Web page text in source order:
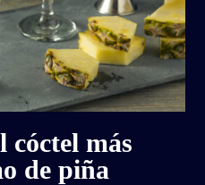
cóctel más
de piña